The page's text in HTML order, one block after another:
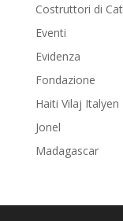
Costruttori di
Eventi
Evidenza
Fondazione
Haiti Vilaj Italyen
Jonel
Madagascar